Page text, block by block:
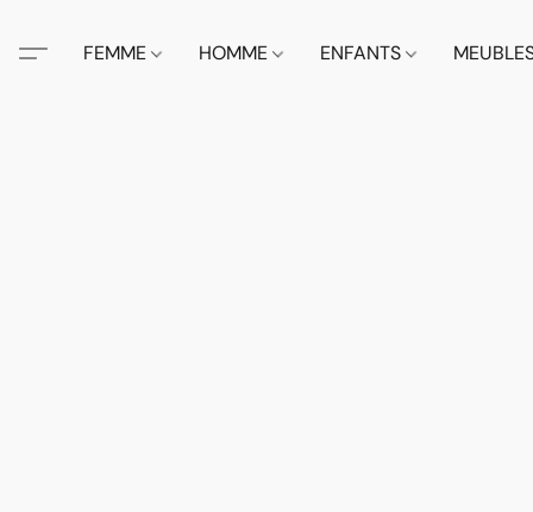
FEMME HOMME ENFANTS